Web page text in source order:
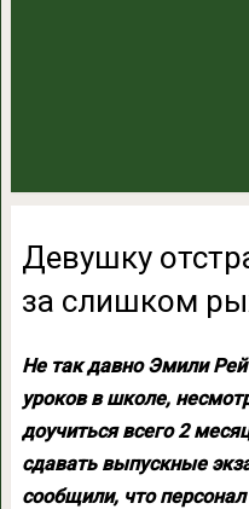
Девушку
за слишком
Не так давно Эмили
уроков в школе,
доучиться всего 2
сдавать выпускные
сообщили, что